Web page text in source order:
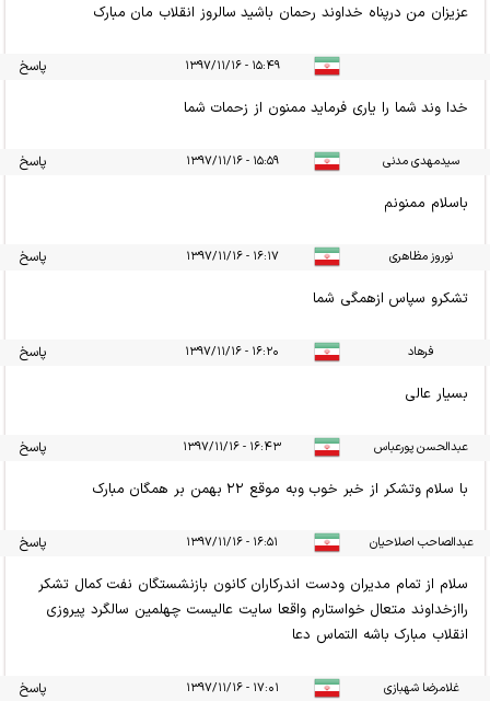
عزیزان من درپناه خداوند رحمان باشید سالروز انقلاب مان مبارک
۱۵:۴۹ - ۱۳۹۷/۱۱/۱۶ پاسخ
خدا وند شما را یاری فرماید ممنون از زحمات شما
سیدمهدی مدنی ۱۵:۵۹ - ۱۳۹۷/۱۱/۱۶ پاسخ
باسلام ممنونم
نوروز مظاهری ۱۶:۱۷ - ۱۳۹۷/۱۱/۱۶ پاسخ
تشکرو سپاس ازهمگی شما
فرهاد ۱۶:۲۰ - ۱۳۹۷/۱۱/۱۶ پاسخ
بسیار عالی
عبدالحسن پورعباس ۱۶:۴۳ - ۱۳۹۷/۱۱/۱۶ پاسخ
با سلام وتشکر از خبر خوب وبه موقع ۲۲ بهمن بر همگان مبارک
عبدالصاحب اصلاحیان ۱۶:۵۱ - ۱۳۹۷/۱۱/۱۶ پاسخ
سلام از تمام مدیران ودست اندرکاران کانون بازنشستگان نفت کمال تشکر
راازخداوند متعال خواستارم واقعا سایت عالیست چهلمین سالگرد پیروزی
انقلاب مبارک باشه التماس دعا
غلامرضا شهبازی ۱۷:۰۱ - ۱۳۹۷/۱۱/۱۶ پاسخ